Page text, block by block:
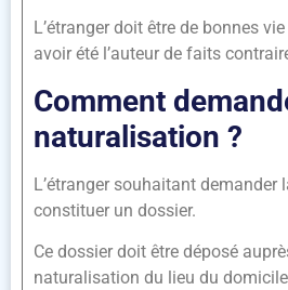
L’étranger doit être de bonnes
avoir été l’auteur de faits
Comment
naturalisation ?
L’étranger souhaitant
constituer un dossier.
Ce dossier doit être déposé
naturalisation du lieu du domicile